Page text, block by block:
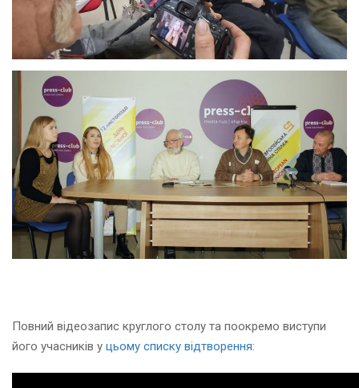
Повний відеозапис круглого столу та поокремо виступи
його учасників у цьому списку відтворення: